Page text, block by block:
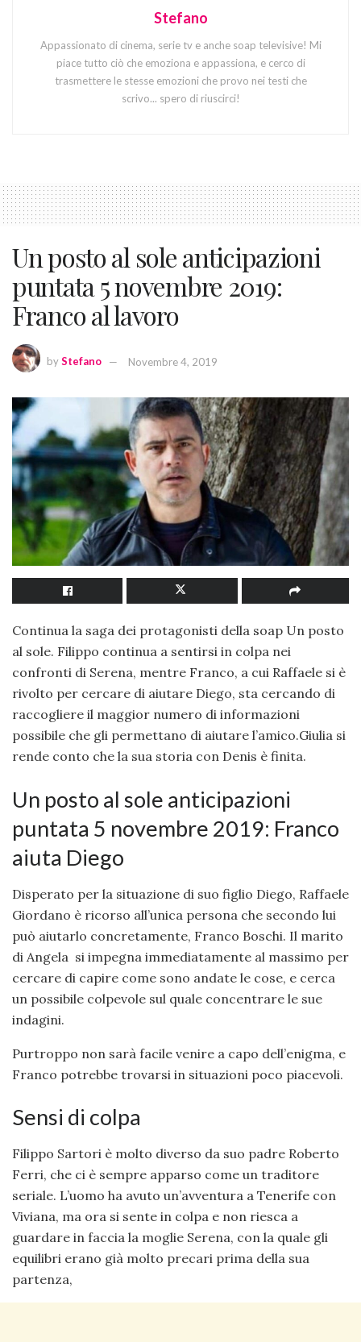
Stefano
Appassionato di cinema, serie tv e anche soap televisive! Mi
piace tutto ciò che emoziona e appassiona, e cerco di
trasmettere le stesse emozioni che provo nei testi che
scrivo... spero di riuscirci!
Un posto al sole anticipazioni
puntata 5 novembre 2019:
Franco al lavoro
byStefano Novembre 4, 2019
Continua la saga dei protagonisti della soap Un posto
al sole. Filippo continua a sentirsi in colpa nei
confronti di Serena, mentre Franco, a cui Raffaele si è
rivolto per cercare di aiutare Diego, sta cercando di
raccogliere il maggior numero di informazioni
possibile che gli permettano di aiutare l’amico.Giulia si
rende conto che la sua storia con Denis è finita.
Un posto al sole anticipazioni
puntata 5 novembre 2019: Franco
aiuta Diego
Disperato per la situazione di suo figlio Diego, Raffaele
Giordano è ricorso all’unica persona che secondo lui
può aiutarlo concretamente, Franco Boschi. Il marito
di Angela si impegna immediatamente al massimo per
cercare di capire come sono andate le cose, e cerca
un possibile colpevole sul quale concentrare le sue
indagini.
Purtroppo non sarà facile venire a capo dell’enigma, e
Franco potrebbe trovarsi in situazioni poco piacevoli.
Sensi di colpa
Filippo Sartori è molto diverso da suo padre Roberto
Ferri, che ci è sempre apparso come un traditore
seriale. L’uomo ha avuto un’avventura a Tenerife con
Viviana, ma ora si sente in colpa e non riesca a
guardare in faccia la moglie Serena, con la quale gli
equilibri erano già molto precari prima della sua
partenza,